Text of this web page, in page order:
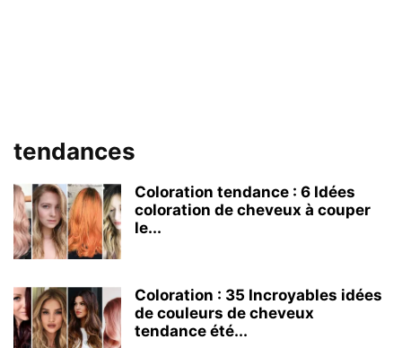
tendances
Coloration tendance : 6 Idées
coloration de cheveux à couper
le...
Coloration : 35 Incroyables idées
de couleurs de cheveux
tendance été...